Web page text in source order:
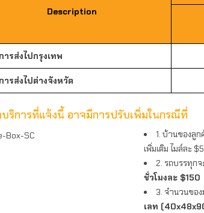
Description
ารส่งไปกรุงเทพ
ารส่งไปต่างจังหวัด
บริการที่แจ้งนี้ อาจมีการปรับเพิ่มในกรณีที่
1. บ้านของลู
เพิ่มเติม ไมล์ละ $5
2. รถบรรทุก
ชั่วโมงละ $150
3. จำนวนขอ
เลท